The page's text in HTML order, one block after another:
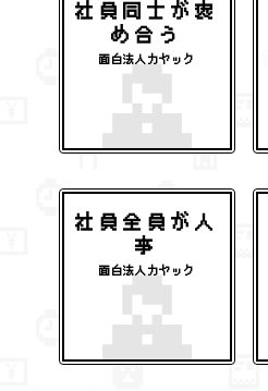
社員同士が褒
め合う
面白法人カヤック
社員全員が人
事
面白法人カヤック